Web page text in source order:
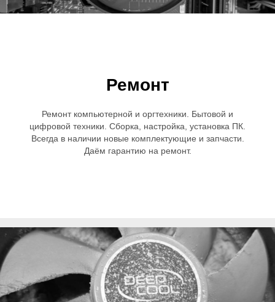
Ремонт
Ремонт компьютерной и оргтехники. Бытовой и
цифровой техники. Сборка, настройка, установка ПК.
Всегда в наличии новые комплектующие и запчасти.
Даём гарантию на ремонт.